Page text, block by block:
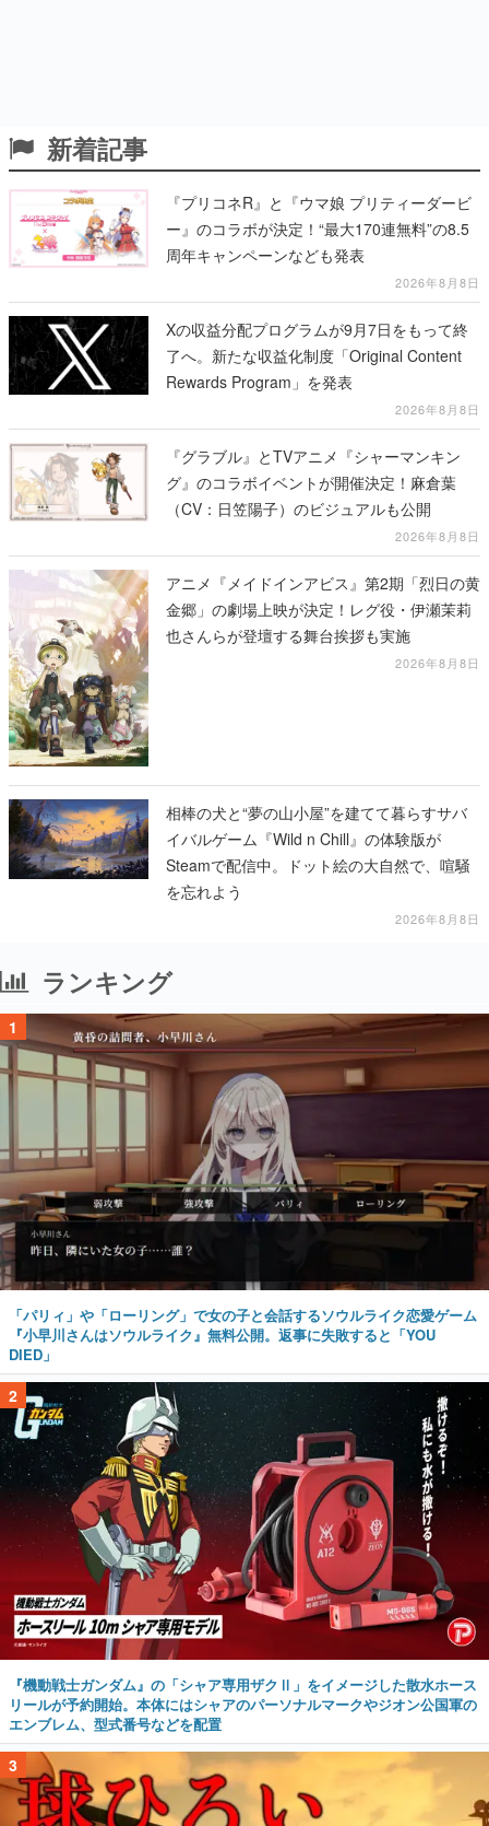
新着記事
『プリコネR』と『ウマ娘 プリティーダービ
ー』のコラボが決定！“最大170連無料”の8.5
周年キャンペーンなども発表
2026年8月8日
Xの収益分配プログラムが9月7日をもって終
了へ。新たな収益化制度「Original Content
Rewards Program」を発表
2026年8月8日
『グラブル』とTVアニメ『シャーマンキン
グ』のコラボイベントが開催決定！麻倉葉
（CV：日笠陽子）のビジュアルも公開
2026年8月8日
アニメ『メイドインアビス』第2期「烈日の黄
金郷」の劇場上映が決定！レグ役・伊瀬茉莉
也さんらが登壇する舞台挨拶も実施
2026年8月8日
相棒の犬と“夢の山小屋”を建てて暮らすサバ
イバルゲーム『Wild n Chill』の体験版が
Steamで配信中。ドット絵の大自然で、喧騒
を忘れよう
2026年8月8日
ランキング
1
「パリィ」や「ローリング」で女の子と会話するソウルライク恋愛ゲーム
『小早川さんはソウルライク』無料公開。返事に失敗すると「YOU
DIED」
2
『機動戦士ガンダム』の「シャア専用ザクⅡ」をイメージした散水ホース
リールが予約開始。本体にはシャアのパーソナルマークやジオン公国軍の
エンブレム、型式番号などを配置
3